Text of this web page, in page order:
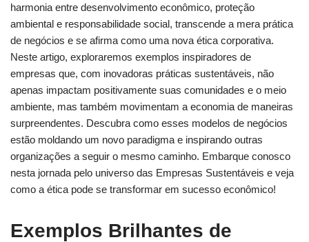
harmonia entre desenvolvimento econômico, proteção⁣
ambiental e‌ responsabilidade‍ social, transcende a mera prática
de negócios e se afirma como uma nova⁤ ética corporativa.
Neste artigo, exploraremos exemplos inspiradores de‌
empresas⁣ que, com inovadoras práticas ⁣sustentáveis, não
apenas impactam positivamente suas comunidades e o ⁤meio
ambiente, mas ​também‍ movimentam a⁢ economia de maneiras
surpreendentes. Descubra ‌como esses ⁢modelos de negócios
estão moldando um novo paradigma e inspirando outras
organizações a seguir o mesmo caminho. Embarque conosco
nesta⁣ jornada pelo ⁢universo das Empresas‌ Sustentáveis e veja
como a⁤ ética pode se transformar ​em sucesso econômico!
Exemplos Brilhantes de